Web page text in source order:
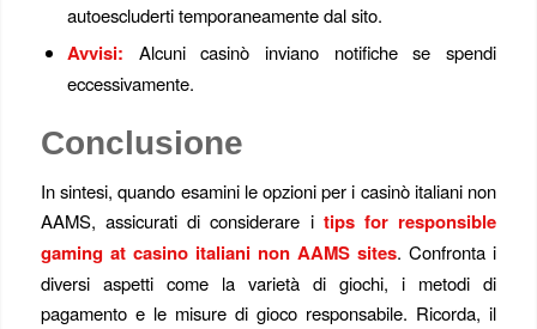
autoescluderti temporaneamente dal sito.
Avvisi: Alcuni casinò inviano notifiche se spendi
eccessivamente.
Conclusione
In sintesi, quando esamini le opzioni per i casinò italiani non
AAMS, assicurati di considerare i tips for responsible
gaming at casino italiani non AAMS sites. Confronta i
diversi aspetti come la varietà di giochi, i metodi di
pagamento e le misure di gioco responsabile. Ricorda, il